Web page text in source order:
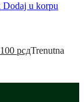
Dodaj u korpu
100 рсдTrenutna